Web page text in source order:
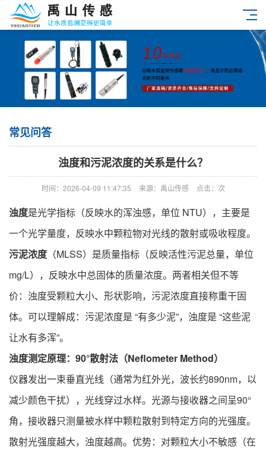
常见问答
浊度和污泥浓度的关系是什么？
时间：2026-04-09 11:47:35 来源：禹山传感 点击： 次
浊度是光学指标（反映水的浑浊感，单位 NTU），主要是
一个光学量度，反映水中颗粒物对光线的散射或吸收程度。
污泥浓度 （MLSS）是质量指标（反映活性污泥总量，单位
mg/L），反映水中总固体的质量浓度。两者相关但不等
价：浊度受颗粒大小、形状影响，污泥浓度直接称重干固
体。可以理解成：污泥浓度是 “有多少泥”，浊度是 “这些泥
让水有多浑”。
浊度测定原理：90°散射法（Neflometer Method）
仪器发出一束垂直光线（通常为红外光，波长约890nm，以
减少颜色干扰），光线穿过水样。光源与接收器之间呈90°
角，接收器只测量被水样中颗粒散射到特定方向的光强度。
散射光强度越大，浊度越高。优势：对颗粒大小不敏感（在